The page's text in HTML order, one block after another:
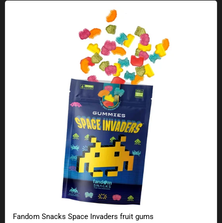
Fandom Snacks Space Invaders fruit gums
Fandom Snacks Space Invaders fruit gums